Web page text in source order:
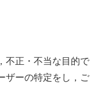
不正・不当な目的で
ザーの特定をし，ご